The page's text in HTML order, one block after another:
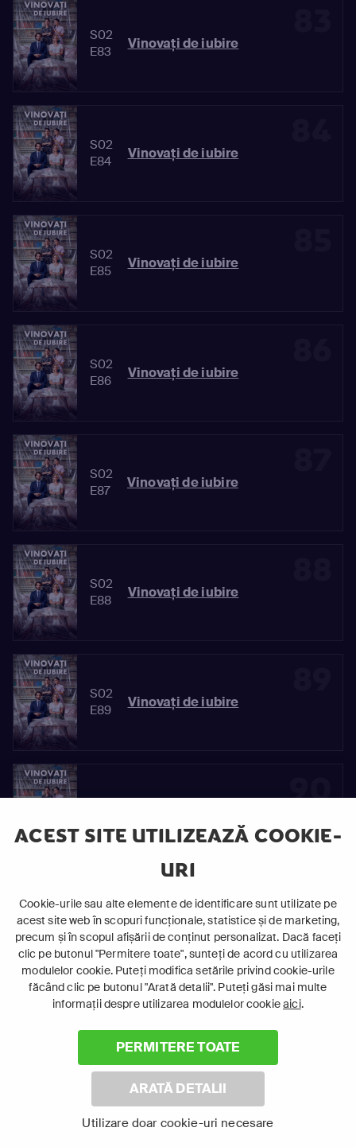
ACEST SITE UTILIZEAZĂ COOKIE-
URI
Cookie-urile sau alte elemente de identificare sunt utilizate pe
acest site web în scopuri funcționale, statistice și de marketing,
precum și în scopul afișării de conținut personalizat. Dacă faceți
clic pe butonul "Permitere toate", sunteți de acord cu utilizarea
modulelor cookie. Puteți modifica setările privind cookie-urile
făcând clic pe butonul "Arată detalii". Puteți găsi mai multe
informații despre utilizarea modulelor cookieaici.
PERMITERE TOATE
ARATĂ DETALII
Utilizare doar cookie-uri necesare
S02
E83
Vinovaţi de iubire
S02
E84
Vinovaţi de iubire
S02
E85
Vinovaţi de iubire
S02
E86
Vinovaţi de iubire
S02
E87
Vinovaţi de iubire
S02
E88
Vinovaţi de iubire
S02
E89
Vinovaţi de iubire
90
S02
91
S02
E91
Vinovaţi de iubire
92
Vinovaţi de iubire
S02